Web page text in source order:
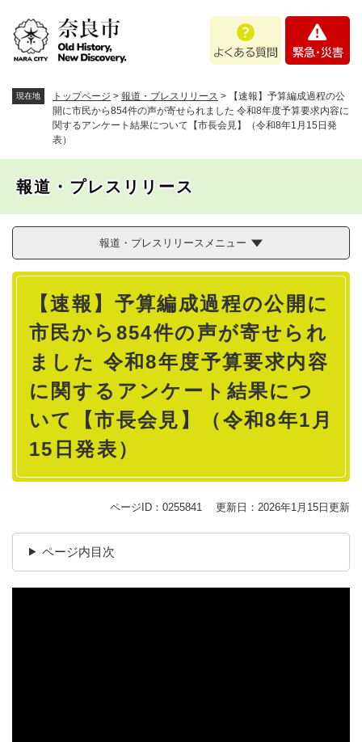
あ
問
・
現在地 トップページ > 報道・プレスリリース >
【速報】予算編成過程の公
開に市民から854件の声が寄せられました 令和8年度予算要求内容に
関するアンケート結果について【市長会見】（令和8年1月15日発
表）
報道・プレスリリース
報道・プレスリリースメニュー
本
【速報】予算編成過程の公開に
市民から854件の声が寄せられ
ました 令和8年度予算要求内容
に関するアンケート結果につ
いて【市長会見】（令和8年1月
15日発表）
ページID：0255841 更新日：2026年1月15日更新
ページ内目次